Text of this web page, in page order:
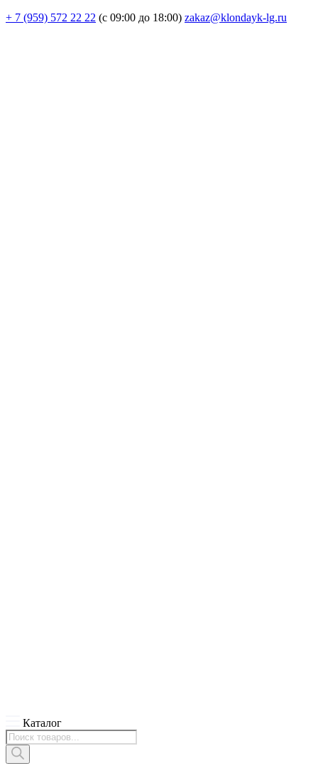
+ 7 (959) 572 22 22 (с 09:00 до 18:00) zakaz@klondayk-lg.ru
Каталог
Поиск
товаров